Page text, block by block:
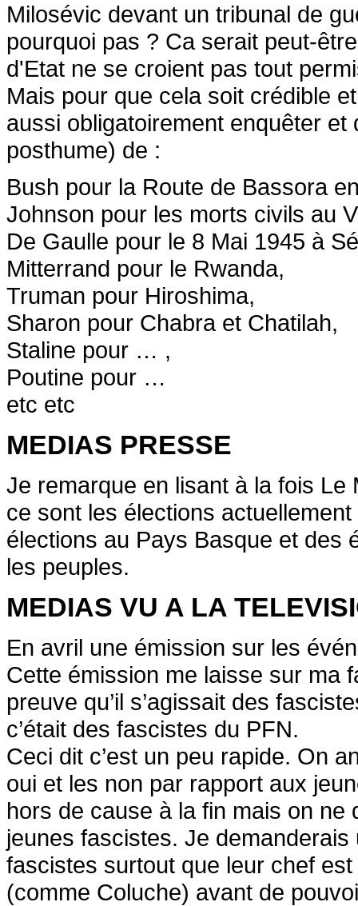
Milosévic devant un tribunal de
pourquoi pas ? Ca serait peut-
d'Etat ne se croient pas tout
Mais pour que cela soit crédible
aussi obligatoirement enquêter
posthume) de :
Bush pour la Route de Bassora
Johnson pour les morts civils au
De Gaulle pour le 8 Mai 1945 à
Mitterrand pour le Rwanda,
Truman pour Hiroshima,
Sharon pour Chabra et Chatilah,
Staline pour … ,
Poutine pour …
etc etc
MEDIAS PRESSE
Je remarque en lisant à la fois
ce sont les élections
élections au Pays Basque et des
les peuples.
MEDIAS VU A LA
En avril une émission sur les
Cette émission me laisse sur ma
preuve qu’il s’agissait des
c’était des fascistes du PFN.
Ceci dit c’est un peu rapide. On
oui et les non par rapport aux
hors de cause à la fin mais on
jeunes fascistes. Je
fascistes surtout que leur chef
(comme Coluche) avant de